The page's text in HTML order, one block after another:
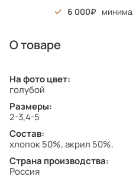
6 000
О товаре
На фото цвет:
голубой
Размеры:
2-3,4-5
Состав:
хлопок 50%, акрил 50%.
Страна производства:
Россия